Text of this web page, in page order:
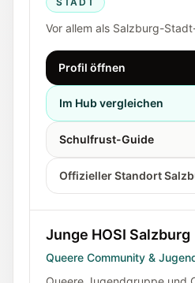
Vor allem als Salzburg-
Profil öffnen
Im Hub vergleichen
Schulfrust-Guide
Offizieller Standort
Junge HOSI Salzburg
Queere Community &